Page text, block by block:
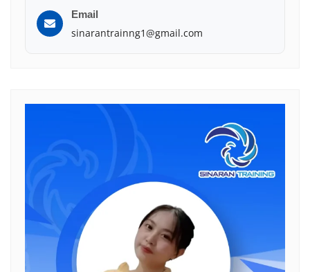
Email
sinarantrainng1@gmail.com